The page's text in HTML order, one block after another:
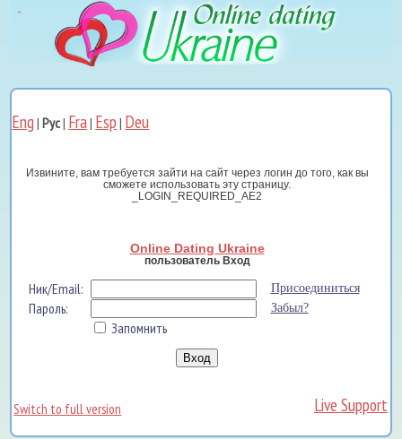
Eng |Рус| Fra| Esp | Deu
Извините, вам требуется зайти на сайт через логин до того, как вы
сможете использовать эту страницу.
_LOGIN_REQUIRED_AE2
Online Dating Ukraine
пользователь Вход
Ник/Email: Присоединиться
Пароль: Забыл?
Запомнить
Switch to full version Live Support